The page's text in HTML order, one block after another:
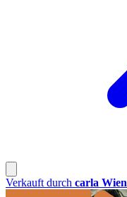
Verkauft durch carla Wien